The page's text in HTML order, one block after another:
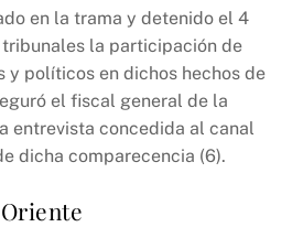
en la trama y detenido el 4
la participación de
y políticos en dichos hechos de
el fiscal general de la
entrevista concedida al canal
dicha comparecencia (6).
Oriente